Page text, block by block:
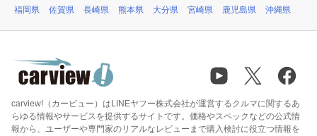
福岡県
佐賀県 長崎県 熊本県 大分県 宮崎県 鹿児島県 沖縄県
carview!（カービュー）はLINEヤフー株式会社が運営するクルマに関するあ
らゆる情報やサービスを提供するサイトです。価格やスペックなどの公式情
報から、ユーザーや専門家のリアルなレビューまで購入検討に役立つ情報を